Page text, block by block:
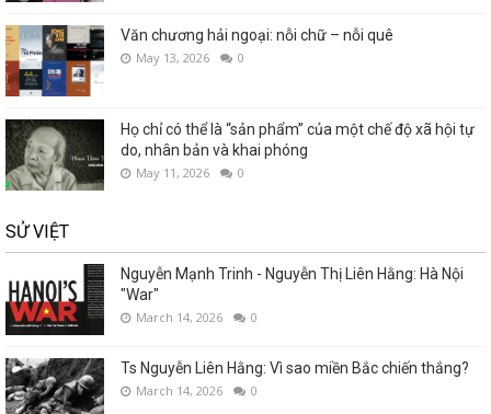
Văn chương hải ngoại: nỗi chữ – nỗi quê
May 13, 2026 0
Họ chỉ có thể là “sản phẩm” của một chế độ xã hội tự
do, nhân bản và khai phóng
May 11, 2026 0
SỬ VIỆT
Nguyễn Mạnh Trinh - Nguyễn Thị Liên Hằng: Hà Nội
"War"
March 14, 2026 0
Ts Nguyễn Liên Hằng: Vì sao miền Bắc chiến thắng?
March 14, 2026 0